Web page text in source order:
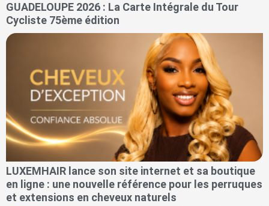
GUADELOUPE 2026 : La Carte Intégrale du Tour
Cycliste 75ème édition
LUXEMHAIR lance son site internet et sa boutique
en ligne : une nouvelle référence pour les perruques
et extensions en cheveux naturels